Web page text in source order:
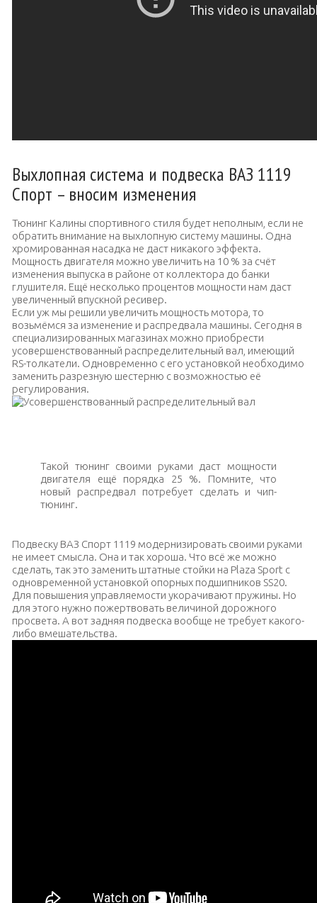
Выхлопная система и подвеска ВАЗ 1119
Спорт – вносим изменения
Тюнинг Калины спортивного стиля будет неполным, если не
обратить внимание на выхлопную систему машины. Одна
хромированная насадка не даст никакого эффекта.
Мощность двигателя можно увеличить на 10 % за счёт
изменения выпуска в районе от коллектора до банки
глушителя. Ещё несколько процентов мощности нам даст
увеличенный впускной ресивер.
Если уж мы решили увеличить мощность мотора, то
возьмёмся за изменение и распредвала машины. Сегодня в
специализированных магазинах можно приобрести
усовершенствованный распределительный вал, имеющий
RS-толкатели. Одновременно с его установкой необходимо
заменить разрезную шестерню с возможностью её
регулирования.
Такой тюнинг своими руками даст мощности
двигателя ещё порядка 25 %. Помните, что
новый распредвал потребует сделать и чип-
тюнинг.
Подвеску ВАЗ Спорт 1119 модернизировать своими руками
не имеет смысла. Она и так хороша. Что всё же можно
сделать, так это заменить штатные стойки на Plaza Sport с
одновременной установкой опорных подшипников SS20.
Для повышения управляемости укорачивают пружины. Но
для этого нужно пожертвовать величиной дорожного
просвета. А вот задняя подвеска вообще не требует какого-
либо вмешательства.